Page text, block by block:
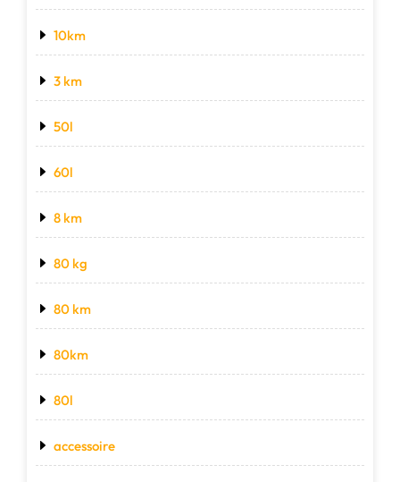
10km
3 km
50l
60l
8 km
80 kg
80 km
80km
80l
accessoire